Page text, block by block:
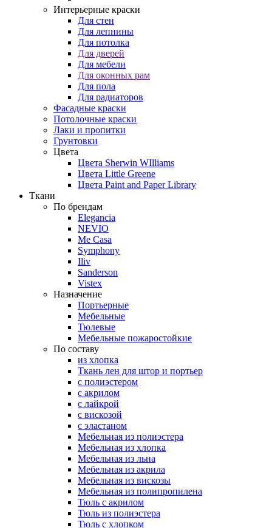
Интерьерные краски
Для стен
Для лепнины
Для потолка
Для дверей
Для мебели
Для оконных рам
Для пола
Для радиаторов
Фасадные краски
Потолочные краски
Лаки и пропитки
Грунтовки
Цвета
Цвета Sherwin WIlliams
Цвета Little Greene
Цвета Paint and Paper Library
Ткани
По брендам
Elegancia
NEVIO
Me Casa
Symphony
Iliv
Sanderson
Vistex
Назначение
Портьерные
Мебельные
Тюлевые
Мебельные пожаростойкие
По составу
из хлопка
Ткань лен для штор и портьер
с полиэстером
с акрилом
с лайкрой
с вискозой
с эластаном
Мебельная из полиэстера
Мебельная из хлопка
Мебельная из льна
Мебельная из акрила
Мебельная из вискозы
Мебельная из полипропилена
Тюль с акрилом
Тюль из полиэстера
Тюль с хлопком